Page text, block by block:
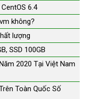
6.4
không?
lượng
SSD 100GB
2020 Tại Việt Nam
Toàn Quốc Số